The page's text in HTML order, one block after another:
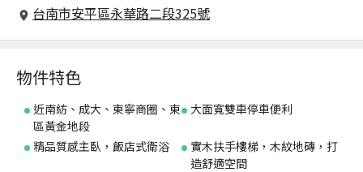
台南市安平區永華路二段325號
物件特色
近南紡、成大、東寧商圈、東
區黃金地段
大面寬雙車停車便利
精品質感主臥，飯店式衛浴
實木扶手樓梯，木紋地磚，打
造舒適空間